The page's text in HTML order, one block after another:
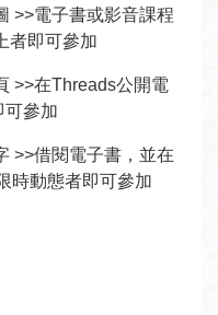
>>電子書或影音課程
者即可參加
>>在Threads公開電
可參加
>>借閱電子書，並在
時動態者即可參加